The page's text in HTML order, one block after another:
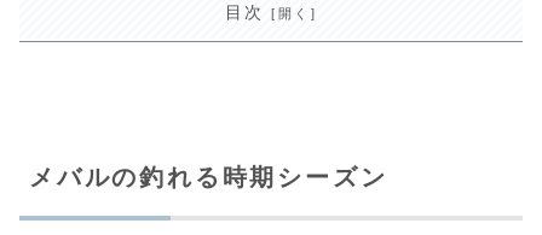
目次
メバルの釣れる時期シーズン